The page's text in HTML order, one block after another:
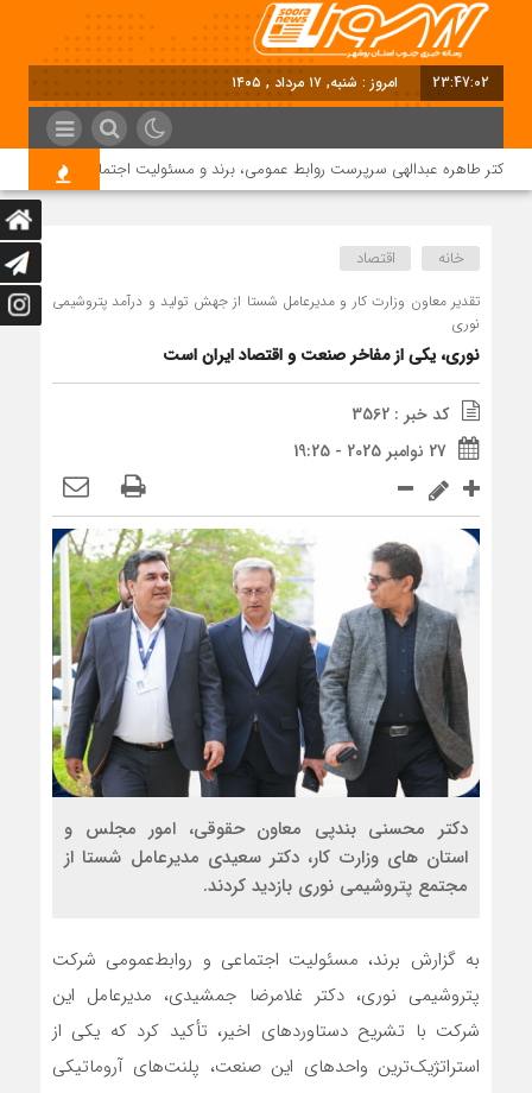
23:47:02 امروز : شنبه, ۱۷ مرداد , ۱۴۰۵
دکتر طاهره عبدالهی سرپرست روابط عمومی، برند و مسئولیت اجتماعی دماوند انرژی
خانه اقتصاد
تقدیر معاون وزارت کار و مدیرعامل شستا از جهش تولید و درآمد پتروشیمی
نوری
نوری، یکی از مفاخر صنعت و اقتصاد ایران است
کد خبر : 3562
27 نوامبر 2025 - 19:25
دکتر محسنی بندپی معاون حقوقی، امور مجلس و
استان های وزارت کار، دکتر سعیدی مدیرعامل شستا از
مجتمع پتروشیمی نوری بازدید کردند.
به گزارش برند، مسئوليت اجتماعی و روابط‌عمومی شرکت
پتروشیمی نوری، دکتر غلامرضا جمشیدی، مدیرعامل این
شرکت با تشریح دستاوردهای اخیر، تأکید کرد که یکی از
استراتژیک‌ترین واحدهای این صنعت، پلنت‌های آروماتیکی